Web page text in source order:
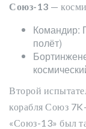
Союз-13 —
Командир:
полёт)
Второй
корабля Союз
«Союз-13» был